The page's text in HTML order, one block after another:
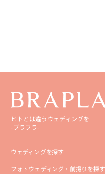
ヒトとは違うウェディングを
-ブラプラ-
ウェディングを探す
フォトウェディング・前撮りを探す